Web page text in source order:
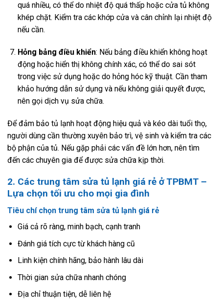
quá nhiều, có thể do nhiệt độ quá thấp hoặc cửa tủ không
khép chặt. Kiểm tra các khớp cửa và cân chỉnh lại nhiệt độ
nếu cần.
Hỏng bảng điều khiển: Nếu bảng điều khiển không hoạt
động hoặc hiển thị không chính xác, có thể do sai sót
trong việc sử dụng hoặc do hỏng hóc kỹ thuật. Cần tham
khảo hướng dẫn sử dụng và nếu không giải quyết được,
nên gọi dịch vụ sửa chữa.
Để đảm bảo tủ lạnh hoạt động hiệu quả và kéo dài tuổi thọ,
người dùng cần thường xuyên bảo trì, vệ sinh và kiểm tra các
bộ phận của tủ. Nếu gặp phải các vấn đề lớn hơn, nên tìm
đến các chuyên gia để được sửa chữa kịp thời.
2. Các trung tâm sửa tủ lạnh giá rẻ ở TPBMT –
Lựa chọn tối ưu cho mọi gia đình
Tiêu chí chọn trung tâm sửa tủ lạnh giá rẻ
Giá cả rõ ràng, minh bạch, cạnh tranh
Đánh giá tích cực từ khách hàng cũ
Linh kiện chính hãng, bảo hành lâu dài
Thời gian sửa chữa nhanh chóng
Địa chỉ thuận tiện, dễ liên hệ